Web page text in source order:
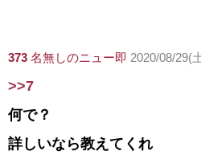
373 名無しのニュー即 2020/08/29(
>>7
何で？
詳しいなら教えてくれ